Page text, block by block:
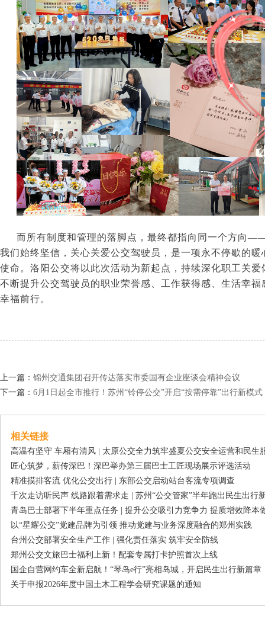
而所有制度和管理的落脚点，最终都指向同一个方向
我们始终坚信，关心关爱公交驾驶员，是一项永不停歇的
使命。洛阳公交将以此次活动为新起点，持续深化职工关
不断提升公交驾驶员的职业荣誉感、工作获得感、生活幸
幸福前行。
上一篇： 锦州交通集团召开传达落实市委国有企业座谈会精神会议
下一篇： 6月1日起全市推行！苏州“铃停公交”开启“按需停靠”出行新模式
相关链接
高温有坚守 车厢有清风 | 太原公交全力筑牢盛夏公交安全运营和民生
匠心筑梦，薪传深巴！深巴举办第三届巴士工匠现场展示评选活动
精准摸排客流 优化公交出行 | 东部公交启动站台客流专项调查
千次走访听民声 线路跟着需求走 | 苏州“公交管家”半年跑出民生出行
青岛巴士部署下半年重点任务 | 提升公交吸引力竞争力 提质增效降本
以“星耀公交”党建品牌为引领 推动党建与业务深度融合的郑州实践
台州公交部署安全生产工作 | 强化责任落实 筑牢安全防线
郑州公交文旅巴士福利上新！配套专属打卡护照首次上线
国企自营网约车全新启航！“琴岛e行”亮相岛城，开启民生出行新篇章
关于申报2026年度中国土木工程学会研究课题的通知